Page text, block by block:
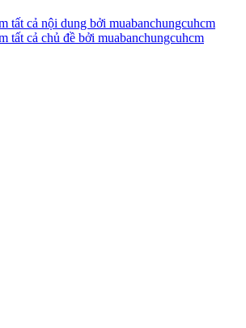
tất cả nội dung bởi muabanchungcuhcm
tất cả chủ đề bởi muabanchungcuhcm